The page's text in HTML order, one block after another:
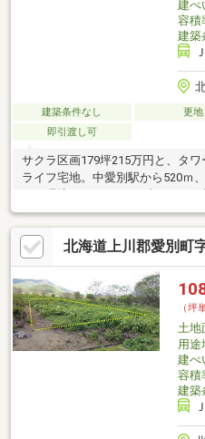
建ぺ
容積
建築
建築条件なし 更地
即引渡し可
サクラ区画179坪215万円と、タ
ライフ宅地。中愛別駅から520ｍ
38km、車で45分。
北海道上川郡愛別町
（坪
土地
用途
建ぺ
容積
建築